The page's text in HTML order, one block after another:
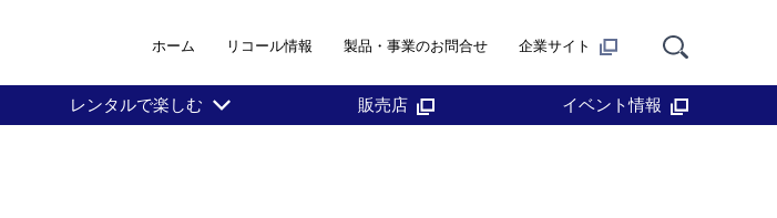
ホーム リコール情報 製品・事業のお問合せ 企業サイト
レンタルで楽しむ 販売店 イベント情報